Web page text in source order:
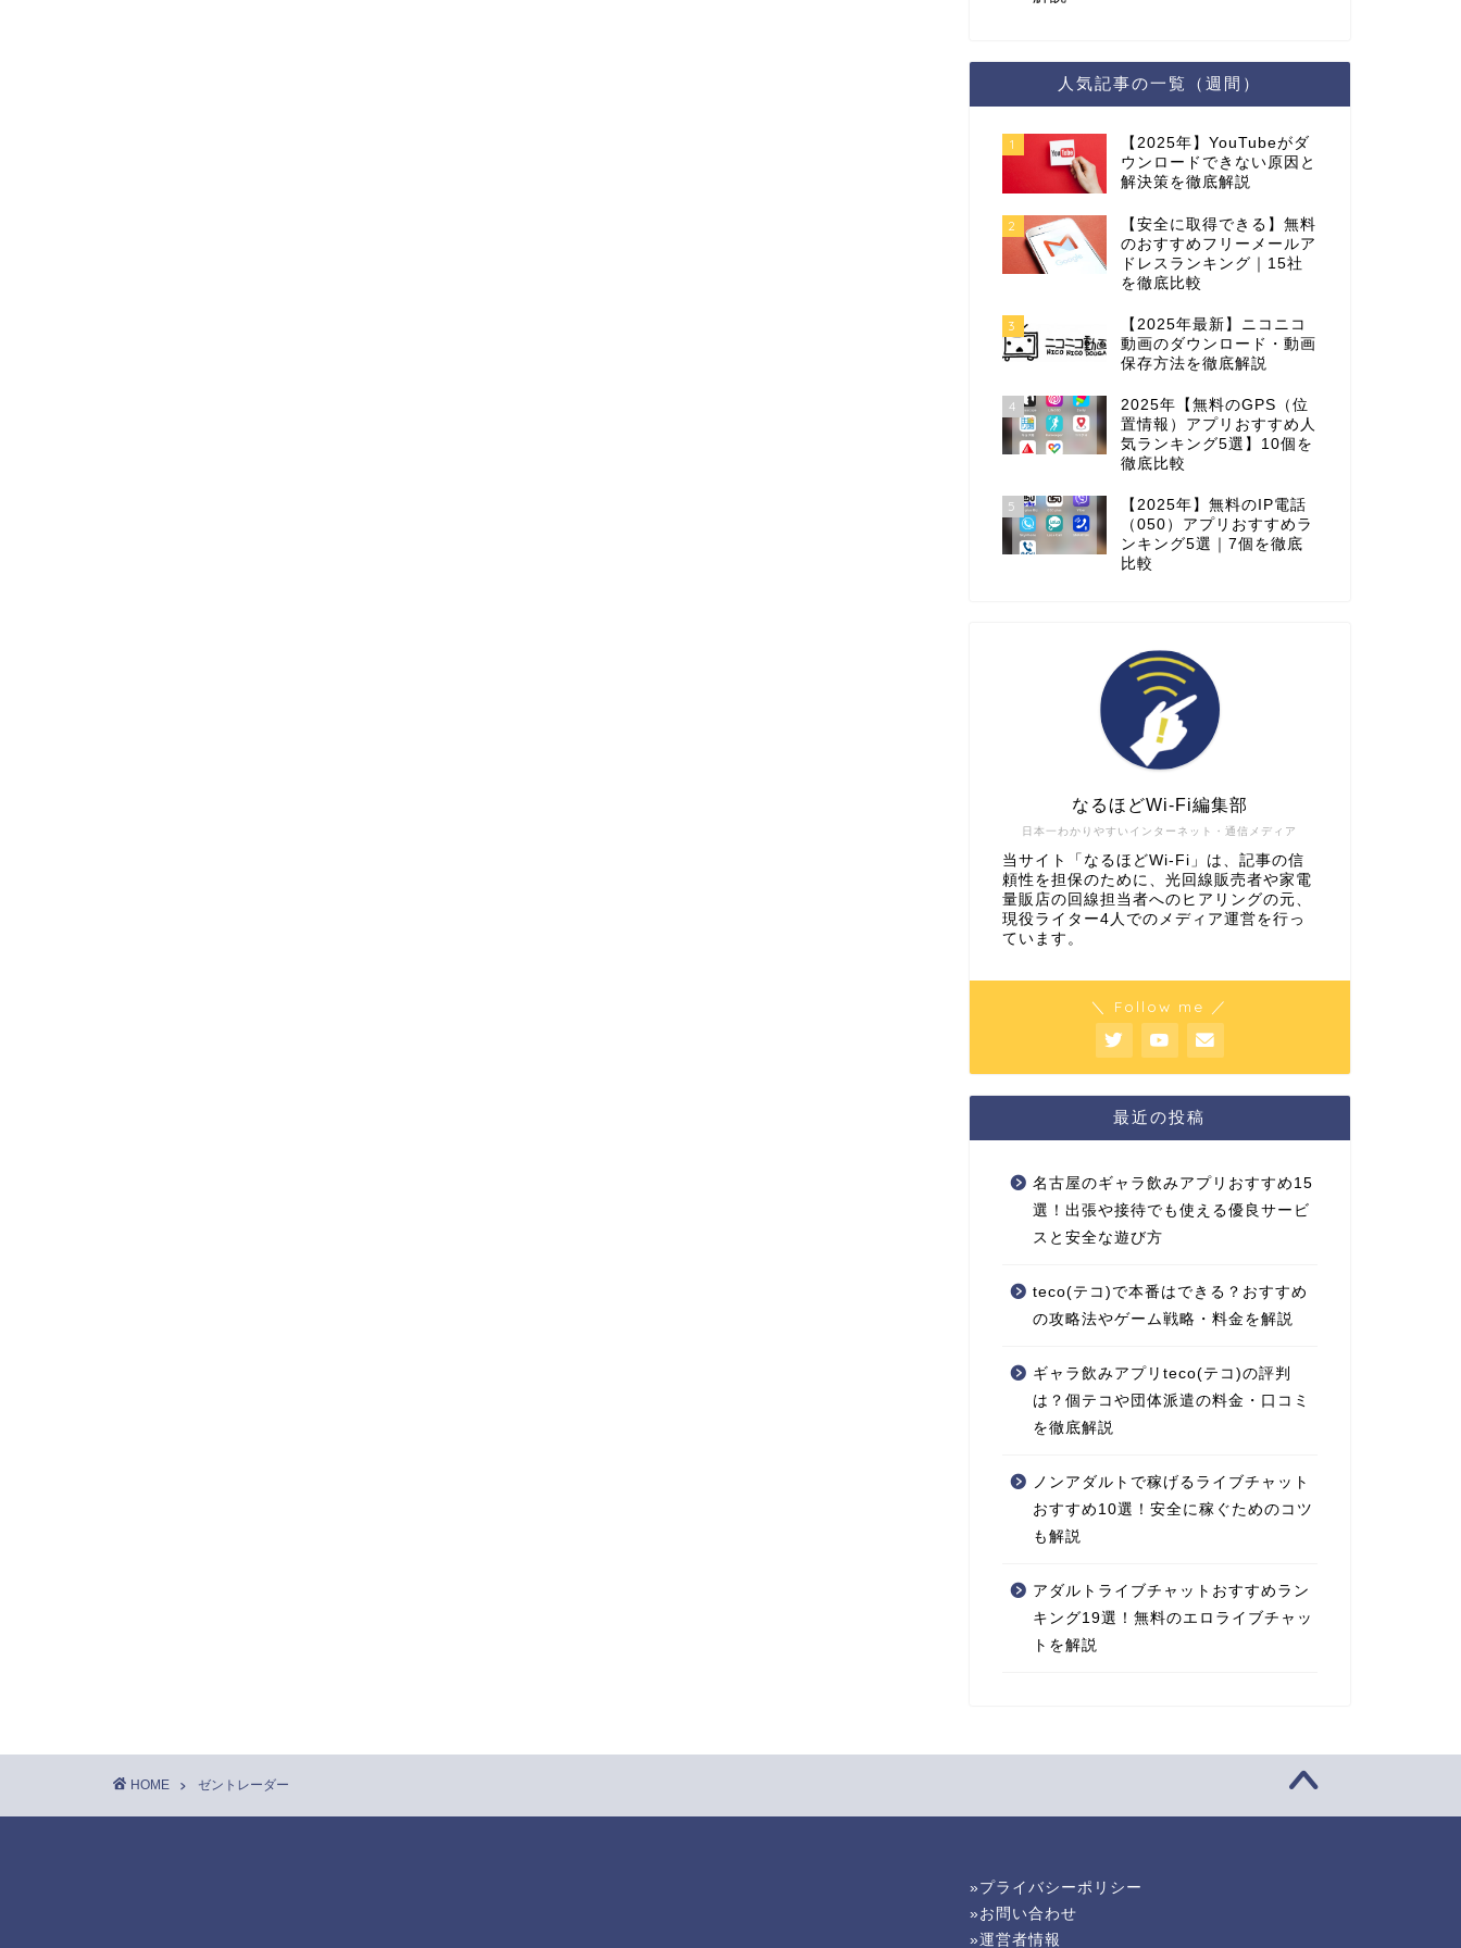
人気記事の一覧（週間）
1
【2025年】YouTubeがダ
ウンロードできない原因と
解決策を徹底解説
2
【安全に取得できる】無料
のおすすめフリーメールア
ドレスランキング｜15社
を徹底比較
3
【2025年最新】ニコニコ
動画のダウンロード・動画
保存方法を徹底解説
4
2025年【無料のGPS（位
置情報）アプリおすすめ人
気ランキング5選】10個を
徹底比較
5
【2025年】無料のIP電話
（050）アプリおすすめラ
ンキング5選｜7個を徹底
比較
日本一わかりやすいインターネット・通信メディア
なるほどWi-Fi編集部
当サイト「なるほどWi-Fi」は、記事の信
頼性を担保のために、光回線販売者や家電
量販店の回線担当者へのヒアリングの元、
現役ライター4人でのメディア運営を行っ
ています。
＼ Follow me ／
最近の投稿
名古屋のギャラ飲みアプリおすすめ15
選！出張や接待でも使える優良サービ
スと安全な遊び方
teco(テコ)で本番はできる？おすすめ
の攻略法やゲーム戦略・料金を解説
ギャラ飲みアプリteco(テコ)の評判
は？個テコや団体派遣の料金・口コミ
を徹底解説
ノンアダルトで稼げるライブチャット
おすすめ10選！安全に稼ぐためのコツ
も解説
アダルトライブチャットおすすめラン
キング19選！無料のエロライブチャッ
トを解説
HOME ゼントレーダー
»プライバシーポリシー
»お問い合わせ
»運営者情報